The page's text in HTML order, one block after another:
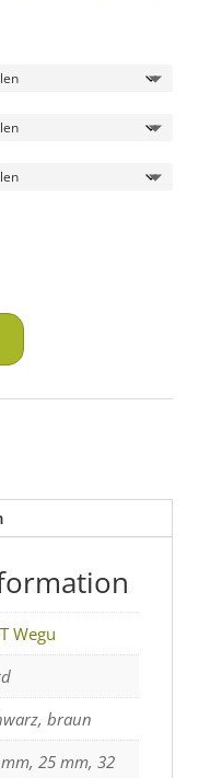
59.00 CHF
Wegu
braun
25 mm, 32